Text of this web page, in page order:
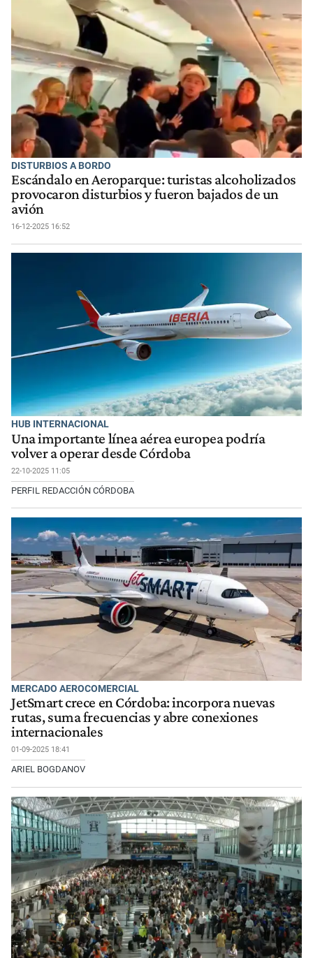
DISTURBIOS A BORDO
Escándalo en Aeroparque: turistas alcoholizados
provocaron disturbios y fueron bajados de un
avión
16-12-2025 16:52
HUB INTERNACIONAL
Una importante línea aérea europea podría
volver a operar desde Córdoba
22-10-2025 11:05
PERFIL REDACCIÓN CÓRDOBA
MERCADO AEROCOMERCIAL
JetSmart crece en Córdoba: incorpora nuevas
rutas, suma frecuencias y abre conexiones
internacionales
01-09-2025 18:41
ARIEL BOGDANOV